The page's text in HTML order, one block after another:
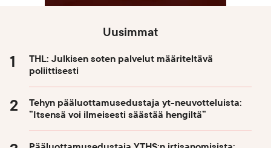
Uusimmat
THL: Julkisen soten palvelut määriteltävä
poliittisesti
Tehyn pääluottamusedustaja yt-neuvotteluista:
”Itsensä voi ilmeisesti säästää hengiltä”